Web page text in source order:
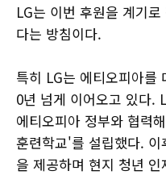
LG는 이번 후원을 계기
다는 방침이다.
특히 LG는 에티오피아를
0년 넘게 이어오고 있다.
에티오피아 정부와 협력
훈련학교'를 설립했다.
을 제공하며 현지 청년